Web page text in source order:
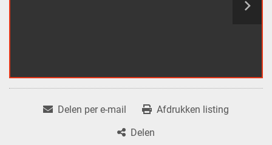
Delen per e-mail
Afdrukken listing
Delen